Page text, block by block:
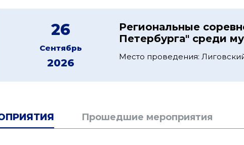
26
Сентябрь
2026
Региональные
Петербурга" среди
Место проведения:
Прошедшие мероприятия